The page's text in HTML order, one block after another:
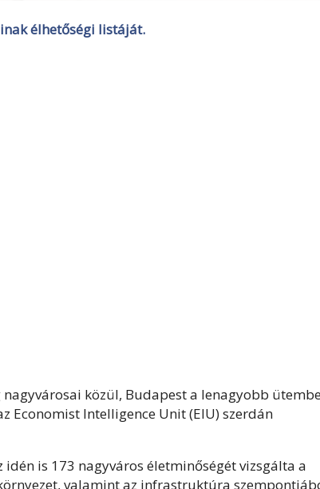
élhetőségi listáját.
közül, Budapest a lenagyobb
Economist Intelligence Unit (EIU) szerdán
is 173 nagyváros életminőségét vizsgálta a
valamint az infrastruktúra